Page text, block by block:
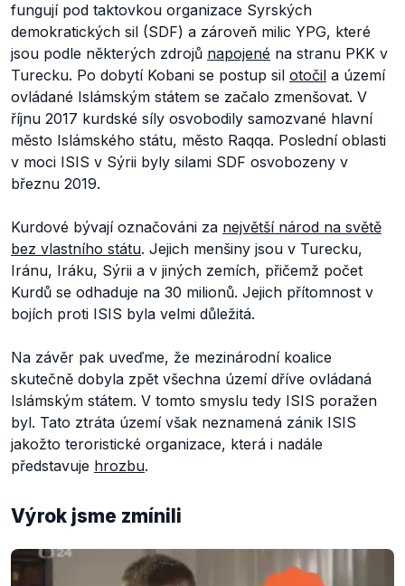
fungují pod taktovkou organizace Syrských
demokratických sil (SDF) a zároveň milic YPG, které
jsou podle některých zdrojů napojené na stranu PKK v
Turecku. Po dobytí Kobani se postup sil otočil a území
ovládané Islámským státem se začalo zmenšovat. V
říjnu 2017 kurdské síly osvobodily samozvané hlavní
město Islámského státu, město Raqqa. Poslední oblasti
v moci ISIS v Sýrii byly silami SDF osvobozeny v
březnu 2019.
Kurdové bývají označováni za největší národ na světě
bez vlastního státu. Jejich menšiny jsou v Turecku,
Iránu, Iráku, Sýrii a v jiných zemích, přičemž počet
Kurdů se odhaduje na 30 milionů. Jejich přítomnost v
bojích proti ISIS byla velmi důležitá.
Na závěr pak uveďme, že mezinárodní koalice
skutečně dobyla zpět všechna území dříve ovládaná
Islámským státem. V tomto smyslu tedy ISIS poražen
byl. Tato ztráta území však neznamená zánik ISIS
jakožto teroristické organizace, která i nadále
představuje hrozbu.
Výrok jsme zmínili